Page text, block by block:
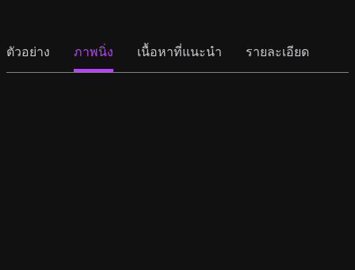
ตัวอย่าง ภาพนิ่ง เนื้อหาที่แนะนำ รายละเอียด